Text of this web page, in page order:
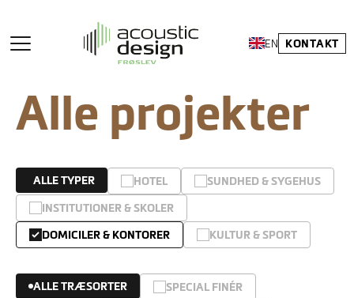
EN KONTAKT
Alle projekter
ALLE TYPER HOTEL
SUNDHED & SYGEHUS
INSTITUTIONER & SKOLER
DOMICILER & KONTORER
KULTUR & SPORT
ALLE TRÆSORTER
SPECIAL FINÉR